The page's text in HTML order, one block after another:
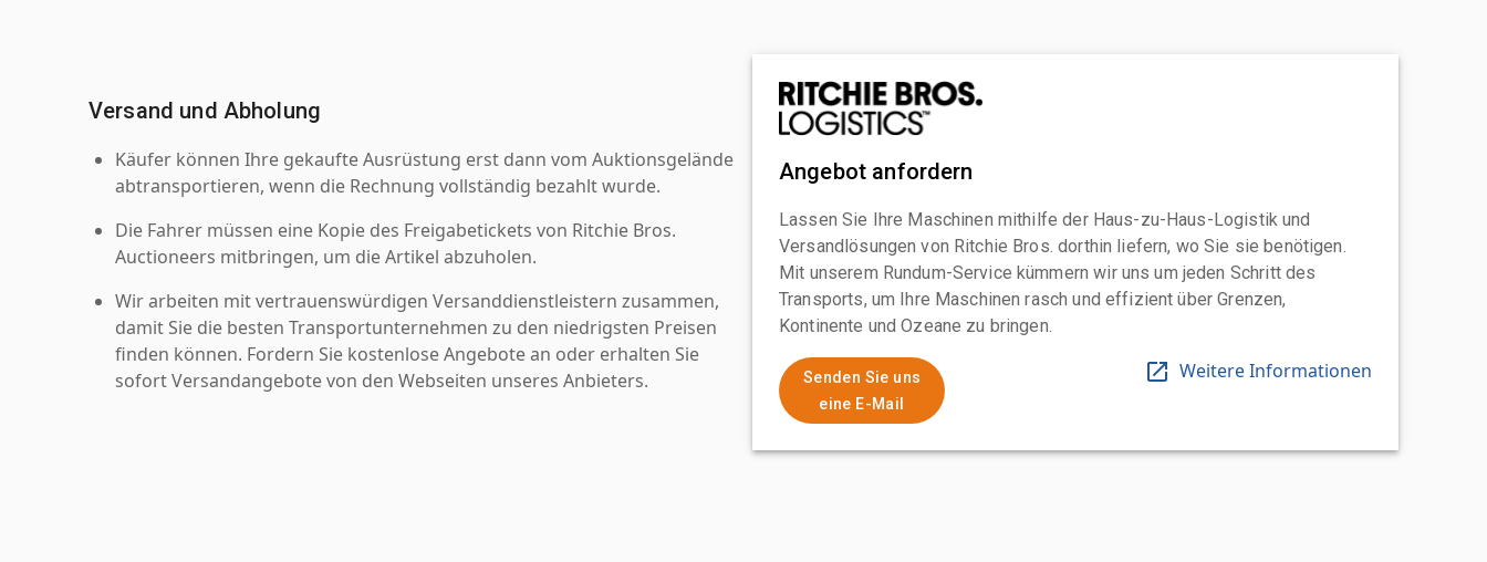
Versand und Abholung
Käufer können Ihre gekaufte Ausrüstung erst dann vom Auktionsgelände
abtransportieren, wenn die Rechnung vollständig bezahlt wurde.
Die Fahrer müssen eine Kopie des Freigabetickets von Ritchie Bros.
Auctioneers mitbringen, um die Artikel abzuholen.
Wir arbeiten mit vertrauenswürdigen Versanddienstleistern zusammen,
damit Sie die besten Transportunternehmen zu den niedrigsten Preisen
finden können. Fordern Sie kostenlose Angebote an oder erhalten Sie
sofort Versandangebote von den Webseiten unseres Anbieters.
Angebot anfordern
Lassen Sie Ihre Maschinen mithilfe der Haus-zu-Haus-Logistik und
Versandlösungen von Ritchie Bros. dorthin liefern, wo Sie sie benötigen.
Mit unserem Rundum-Service kümmern wir uns um jeden Schritt des
Transports, um Ihre Maschinen rasch und effizient über Grenzen,
Kontinente und Ozeane zu bringen.
Senden Sie uns
eine E-Mail
Weitere Informationen